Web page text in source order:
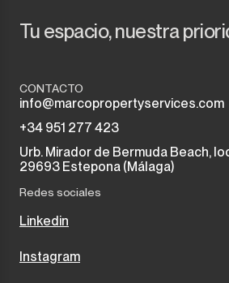
Tu espacio, nuestra
CONTACTO
info@marcopropertyservices.com
+34 951 277 423
Urb. Mirador de Bermuda Beach,
29693 Estepona (Málaga)
Redes sociales
Linkedin
Instagram